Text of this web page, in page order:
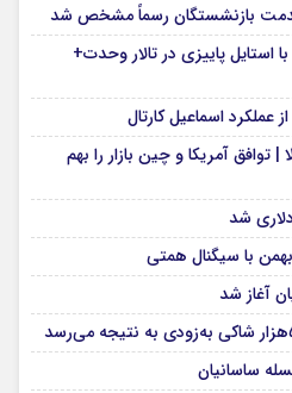
خدمت بازنشستگان رسماً مشخص شد
پاییزی در تالار وحدت+
عملکرد اسماعیل کارتال
آمریکا و چین بازار را بهم
آغاز شد
ساسانیان